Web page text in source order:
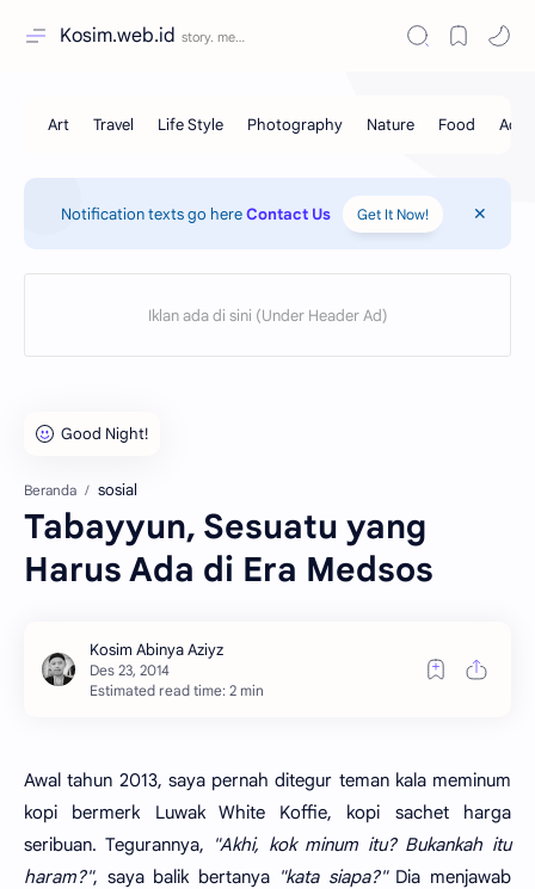
Kosim.web.id
Notification texts go hereContact Us Get It Now!
Beranda sosial
Tabayyun, Sesuatu yang
Harus Ada di Era Medsos
Estimated read time: 2 min
Awal tahun 2013, saya pernah ditegur teman kala meminum
kopi bermerk Luwak White Koffie, kopi sachet harga
seribuan. Tegurannya,
"Akhi, kok minum itu? Bukankah itu
haram?", saya balik bertanya "kata siapa?"Dia menjawab